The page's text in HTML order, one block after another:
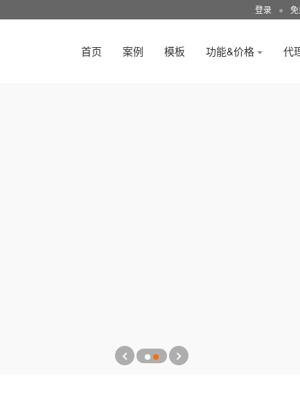
登录 ●
首页 案例 模板 功能&价格 代